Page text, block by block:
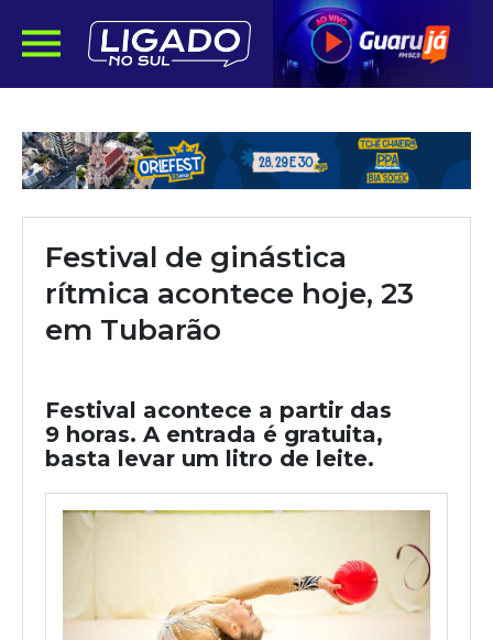
Festival de ginástica
rítmica acontece hoje, 23
em Tubarão
Festival acontece a partir das
9 horas. A entrada é gratuita,
basta levar um litro de leite.